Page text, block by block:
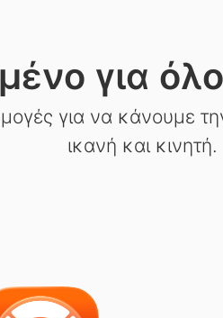
για
για να κάνουμε
ικανή και κινητή.